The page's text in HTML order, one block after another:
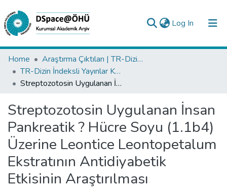
Log In (current)
Collections
All of DSpace
Analyze
Request/Question
Home
Araştırma Çıktıları | TR-Dizin | WoS | Scopus | PubMed
TR-Dizin İndeksli Yayınlar Koleksiyonu
Streptozotosin Uygulanan İnsan Pankreatik ? Hücre Soyu (1.1b4) Üzerine Leontice Leontopetalum Ekstratının Antidiyabetik Etkisinin Araştırılması
Streptozotosin Uygulanan İnsan
Pankreatik ? Hücre Soyu (1.1b4)
Üzerine Leontice Leontopetalum
Ekstratının Antidiyabetik
Etkisinin Araştırılması